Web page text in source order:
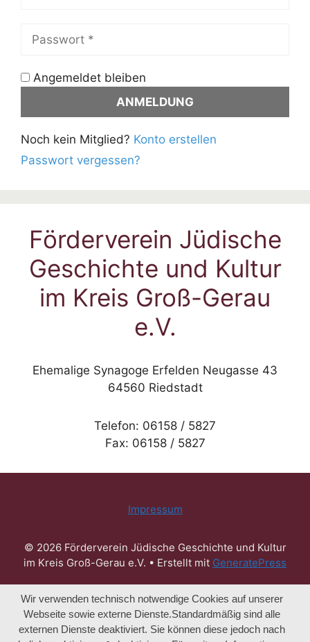
Angemeldet bleiben
Noch kein Mitglied? Konto erstellen
Passwort vergessen?
Förderverein Jüdische
Geschichte und Kultur
im Kreis Groß-Gerau
e.V.
Ehemalige Synagoge Erfelden Neugasse 43
64560 Riedstadt
Telefon: 06158 / 5827
Fax: 06158 / 5827
Impressum
© 2026 Förderverein Jüdische Geschichte und Kultur
im Kreis Groß-Gerau e.V. • Erstellt mit GeneratePress
Wir verwenden technisch notwendige Cookies auf unserer
Webseite sowie externe Dienste.Standardmäßig sind alle
externen Dienste deaktiviert. Sie können diese jedoch nach